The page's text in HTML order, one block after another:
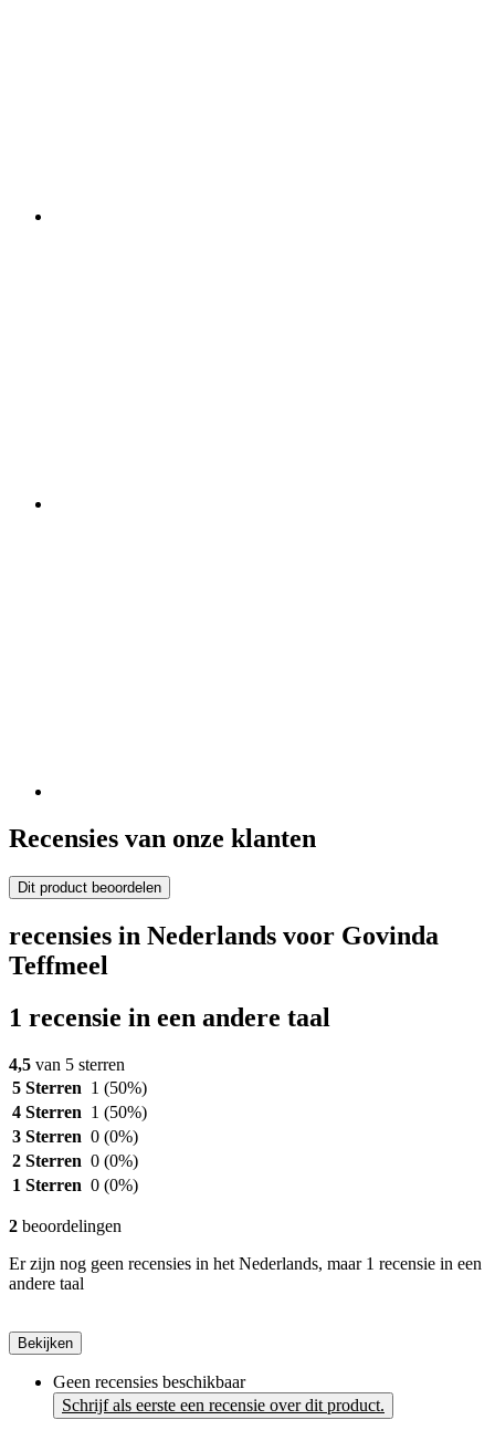
Recensies van onze klanten
Dit product beoordelen
recensies in Nederlands voor Govinda
Teffmeel
1 recensie in een andere taal
4,5 van 5 sterren
5 Sterren 1 (50%)
4 Sterren 1 (50%)
3 Sterren 0 (0%)
2 Sterren 0 (0%)
1 Sterren 0 (0%)
2 beoordelingen
Er zijn nog geen recensies in het Nederlands, maar 1 recensie in een
andere taal
Bekijken
Geen recensies beschikbaar
Schrijf als eerste een recensie over dit product.